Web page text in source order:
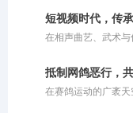
短视频时代，传
在相声曲艺、武术
织出了一张清晰的技
代，当基础知识与技
水面：如今，我们还
抵制网鸽恶行，
在赛鸽运动的广袤